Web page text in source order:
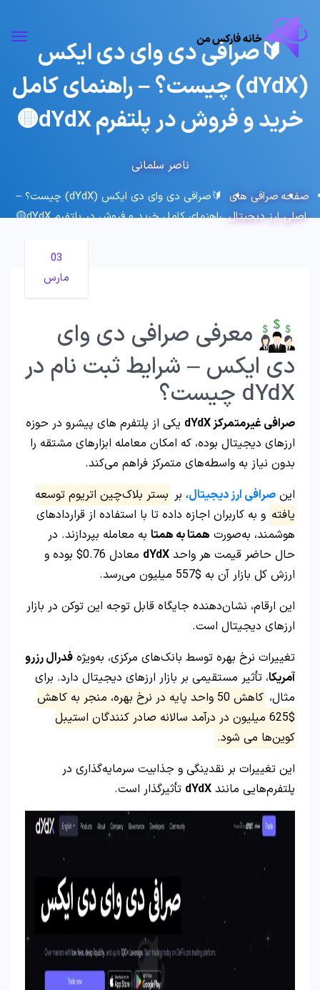
🔰صرافی دی وای دی ایکس
(dYdX) چیست؟ – راهنمای کامل
خرید و فروش در پلتفرم dYdX🟡
ناصر سلمانی
صفحه
اصلی
صرافی های
ارز دیجیتال
🔰صرافی دی وای دی ایکس (dYdX) چیست؟ –
راهنمای کامل خرید و فروش در پلتفرم dYdX🟡
03
مارس
معرفی صرافی دی وای
دی ایکس – شرایط ثبت نام در
dYdX چیست؟
صرافی غیرمتمرکز dYdX
یکی از پلتفرم‌ های پیشرو در حوزه
ارزهای دیجیتال بوده، که امکان معامله ابزارهای مشتقه را
بدون نیاز به واسطه‌های متمرکز فراهم می‌کند.
این صرافی ارز دیجیتال، بر بستر بلاک‌چین اتریوم توسعه
یافته و به کاربران اجازه داده تا با استفاده از قراردادهای
هوشمند، به‌صورت همتا به همتا به معامله بپردازند. در
حال حاضر قیمت هر واحد dYdX
معادل 0.76$ بوده و
ارزش کل بازار آن به $557 میلیون می‌رسد.
این ارقام، نشان‌دهنده جایگاه قابل‌ توجه این توکن در بازار
ارزهای دیجیتال است.
تغییرات نرخ بهره توسط بانک‌های مرکزی، به‌ویژه فدرال رزرو
آمریکا، تأثیر مستقیمی بر بازار ارزهای دیجیتال دارد. برای
مثال،
کاهش 50 واحد پایه در نرخ بهره، منجر به کاهش
$625 میلیون در درآمد سالانه صادر کنندگان استیبل‌
کوین‌ها می شود.
این تغییرات بر نقدینگی و جذابیت سرمایه‌گذاری در
پلتفرم‌هایی مانند dYdX تأثیرگذار است.